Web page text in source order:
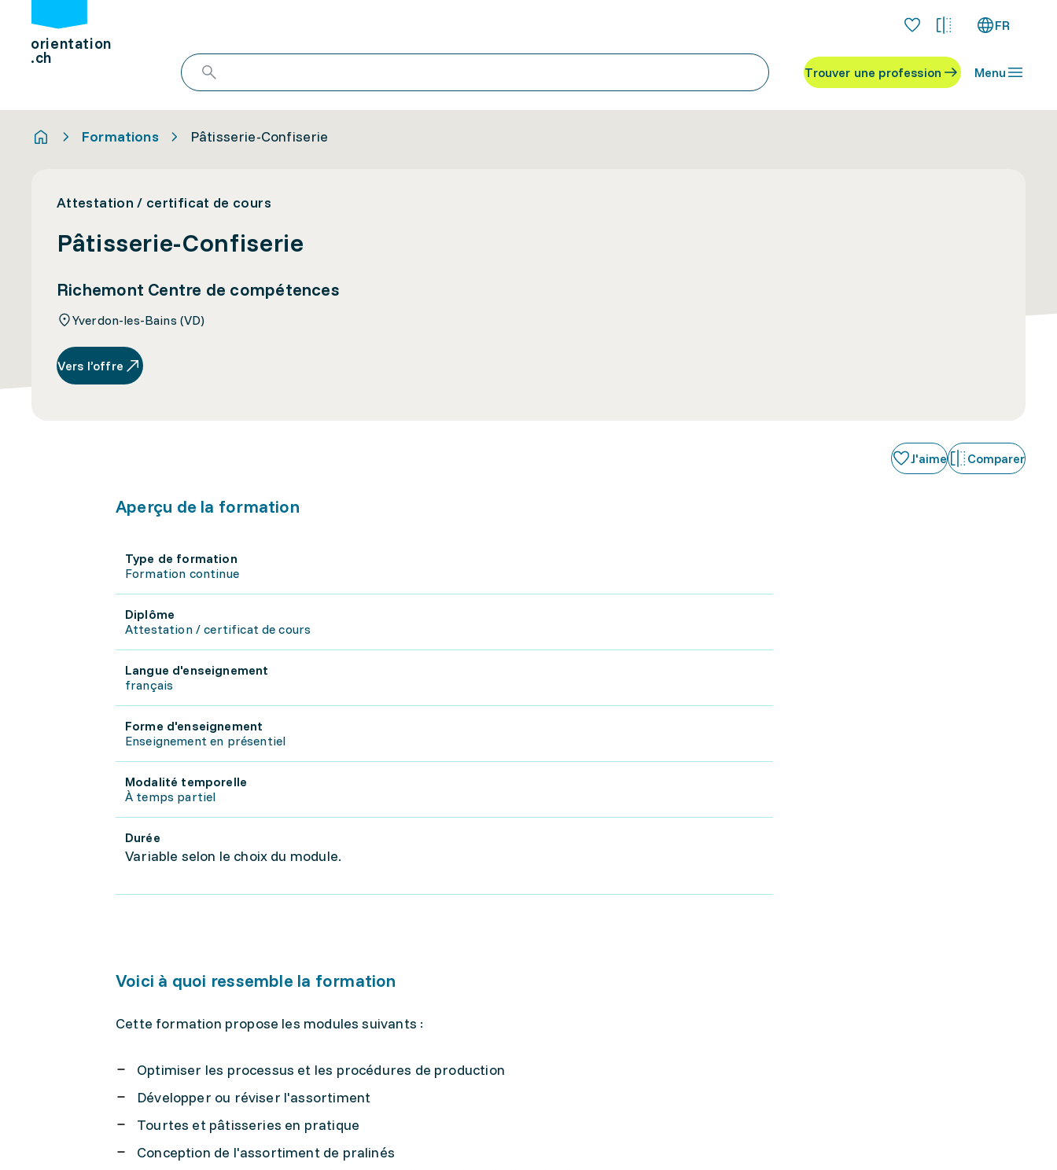
orientation
.ch
FR
Trouver une profession Menu
Formations Pâtisserie-Confiserie
Attestation / certificat de cours
Pâtisserie-Confiserie
Richemont Centre de compétences
Yverdon-les-Bains (VD)
Vers l’offre
J'aime Comparer
Aperçu de la formation
Type de formation
Formation continue
Diplôme
Attestation / certificat de cours
Langue d'enseignement
français
Forme d'enseignement
Enseignement en présentiel
Modalité temporelle
À temps partiel
Durée
Variable selon le choix du module.
Voici à quoi ressemble la formation
Cette formation propose les modules suivants :
Optimiser les processus et les procédures de production
Développer ou réviser l'assortiment
Tourtes et pâtisseries en pratique
Conception de l'assortiment de pralinés